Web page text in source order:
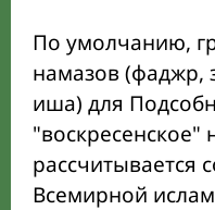
По умолчанию,
намазов (фаджр,
иша) для
"воскресенское"
рассчитывается
Всемирной